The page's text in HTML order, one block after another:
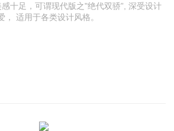
十足，可谓现代版之"绝代双骄”, 深受设计
， 适用于各类设计风格。